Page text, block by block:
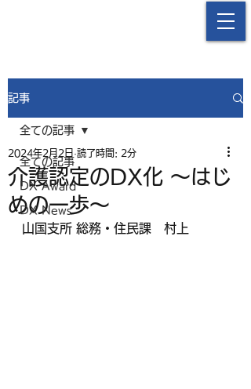
記事
全ての記事
DX Award
DX News
全ての記事
介護認定のDX化 ～はじ
めの一歩～
2024年2月2日 読了時間: 2分
山国支所 総務・住民課　村上